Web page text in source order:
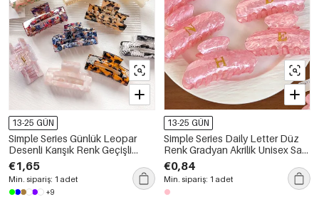
13-25 GÜN
Simple Series Günlük Leopar
Desenli Karışık Renk Geçişli
Asetat Saç Tokaları
€1,65
Min. sipariş: 1 adet
+9
13-25 GÜN
Simple Series Daily Letter Düz
Renk Gradyan Akrilik Unisex Saç
Tokaları
€0,84
Min. sipariş: 1 adet